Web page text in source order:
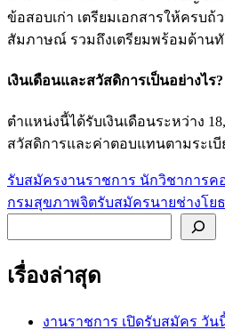
ข้อสอบเก่า เตรียมเอกสารให้ครบ
สัมภาษณ์ รวมถึงเตรียมพร้อมด้าน
เงินเดือนและสวัสดิการเป็นอย่างไร?
ตำแหน่งนี้ได้รับเงินเดือนระหว่าง
สวัสดิการและค่าตอบแทนตามระเ
แนะแนว
เรื่อง
รับสมัครงานราชการ นักวิชาการ
กรมสุขภาพจิตรับสมัครนายช่างโย
เรื่องล่าสุด
งานราชการ เปิดรับสมัคร วัน